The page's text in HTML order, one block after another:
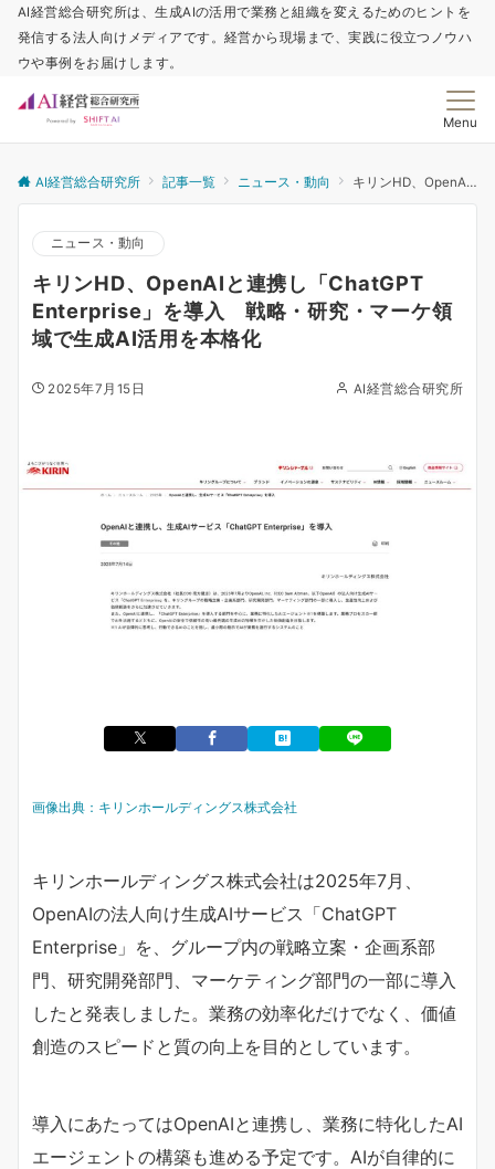
AI経営総合研究所は、生成AIの活用で業務と組織を変えるためのヒントを
発信する法人向けメディアです。経営から現場まで、実践に役立つノウハ
ウや事例をお届けします。
Menu
AI経営総合研究所 記事一覧 ニュース・動向 キリンHD、OpenAIと連携し「ChatGPT Enterprise」を導入 戦略・研究・マーケ領域で生成AI活用を本格化
ニュース・動向
キリンHD、OpenAIと連携し「ChatGPT
Enterprise」を導入 戦略・研究・マーケ領
域で生成AI活用を本格化
2025年7月15日 AI経営総合研究所
画像出典：キリンホールディングス株式会社
キリンホールディングス株式会社は2025年7月、
OpenAIの法人向け生成AIサービス「ChatGPT
Enterprise」を、グループ内の戦略立案・企画系部
門、研究開発部門、マーケティング部門の一部に導入
したと発表しました。業務の効率化だけでなく、価値
創造のスピードと質の向上を目的としています。
導入にあたってはOpenAIと連携し、業務に特化したAI
エージェントの構築も進める予定です。AIが自律的に